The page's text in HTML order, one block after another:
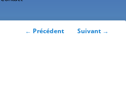
Navigation
← Précédent Suivant →